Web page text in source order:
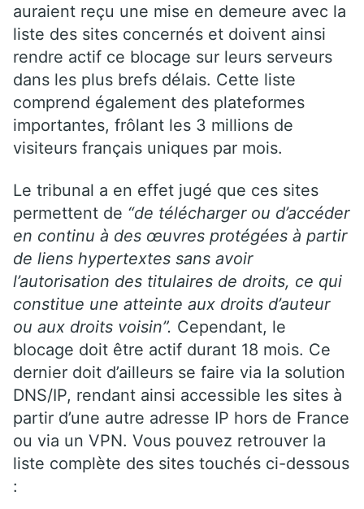
auraient reçu une mise en demeure avec la
liste des sites concernés et doivent ainsi
rendre actif ce blocage sur leurs serveurs
dans les plus brefs délais. Cette liste
comprend également des plateformes
importantes, frôlant les 3 millions de
visiteurs français uniques par mois.
Le tribunal a en effet jugé que ces sites
permettent de “de télécharger ou d’accéder
en continu à des œuvres protégées à partir
de liens hypertextes sans avoir
l’autorisation des titulaires de droits, ce qui
constitue une atteinte aux droits d’auteur
ou aux droits voisin”. Cependant, le
blocage doit être actif durant 18 mois. Ce
dernier doit d’ailleurs se faire via la solution
DNS/IP, rendant ainsi accessible les sites à
partir d’une autre adresse IP hors de France
ou via un VPN. Vous pouvez retrouver la
liste complète des sites touchés ci-dessous
: